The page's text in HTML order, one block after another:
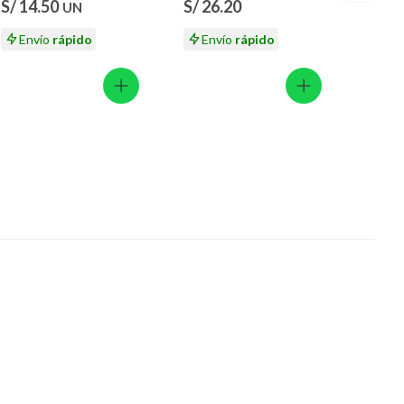
S/ 14.50 UN
Envío rápido
S/ 26.20
Envío rápido